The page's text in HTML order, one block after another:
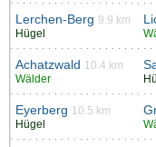
Lerchen-Berg 9.9 km
Hügel
Achatzwald 10.4 km
Wälder
Eyerberg 10.5 km
Hügel